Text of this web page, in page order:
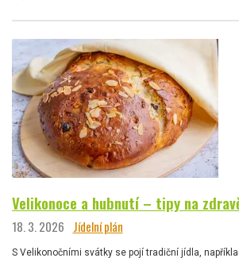
Velikonoce a hubnutí – tipy na
18. 3. 2026 Jídelní plán
S Velikonočními svátky se pojí tradiční jídla,